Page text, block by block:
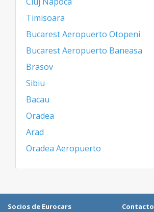
Timisoara
Bucarest Aeropuerto Otopeni
Bucarest Aeropuerto Baneasa
Brasov
Sibiu
Bacau
Oradea
Arad
Oradea Aeropuerto
Socios de Eurocars
Contacto